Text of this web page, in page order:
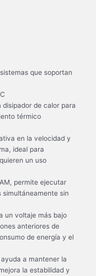
que soportan
de calor para
térmico
en la velocidad y
ideal para
un uso
permite ejecutar
sin
un voltaje más bajo
anteriores de
de energía y el
a mantener la
la estabilidad y